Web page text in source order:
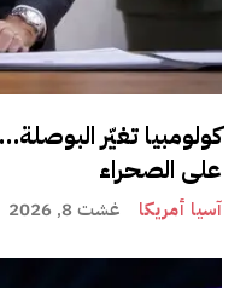
كولومبيا تغيّر
على الصحراء
آسيا أمريكا غشت 8, 2026